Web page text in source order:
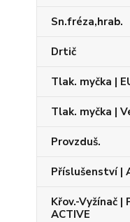
Sn.fréza,hrab.
Drtič
Tlak. myčka |
Tlak. myčka |
Provzduš.
Příslušenství |
Křov.-Vyžínač
ACTIVE